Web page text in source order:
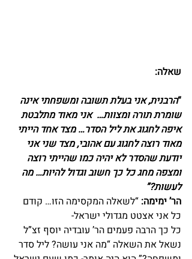
שאלה:
“הרבנית, אני בעלת תשובה ומשפחתי אינה
שומרת תורה ומצוות…  אני מאוד מתלבטת
איפה לחגוג את ליל הסדר… מצד אחד הייתי
מאוד רוצה לחגוג עם אהובי, מצד שני אני
יודעת שהסדר לא יהיה כמו שהייתי רוצה
ומצפה מחג כל כך חשוב וגדול להיות… מה
לעשות?”
הר’ ימימה: “לשאלה המקסימה הזו… קודם
כל אני אצטט מגדולי ישראל-
כל כך הרבה פעמים הר’ עובדיה יוסף זצ”ל
נשאל את השאלה “מה אני עושה? ליל סדר